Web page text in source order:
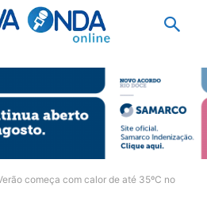
começa com calor de até 35ºC no